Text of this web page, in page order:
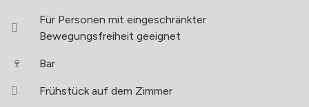
Für Personen mit eingeschränkter
Bewegungsfreiheit geeignet
Bar
Frühstück auf dem Zimmer